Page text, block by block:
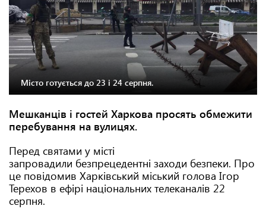
Місто готується до 23 і 24 серпня.
Мешканців і гостей Харкова просять обмежити
перебування на вулицях.
Перед святами у місті
запровадили безпрецедентні заходи безпеки. Про
це повідомив Харківський міський голова Ігор
Терехов в ефірі національних телеканалів 22
серпня.